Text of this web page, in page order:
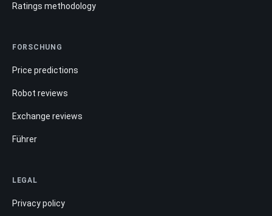
Ratings methodology
FORSCHUNG
Price predictions
Robot reviews
Exchange reviews
Führer
LEGAL
Privacy policy